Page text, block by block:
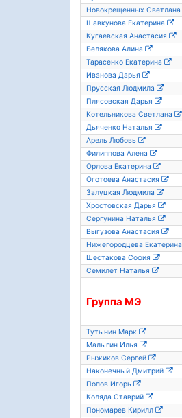
Новокрещенных Светлана
Шавкунова Екатерина
Кугаевская Анастасия
Белякова Алина
Тарасенко Екатерина
Иванова Дарья
Прусская Людмила
Плясовская Дарья
Котельникова Светлана
Дьяченко Наталья
Арель Любовь
Филиппова Алена
Орлова Екатерина
Оготоева Анастасия
Залуцкая Людмила
Хростовская Дарья
Сергунина Наталья
Выгузова Анастасия
Нижегородцева Екатерина
Шестакова София
Семилет Наталья
Группа МЭ
Тутынин Марк
Малыгин Илья
Рыжиков Сергей
Наконечный Дмитрий
Попов Игорь
Коляда Ставрий
Пономарев Кирилл